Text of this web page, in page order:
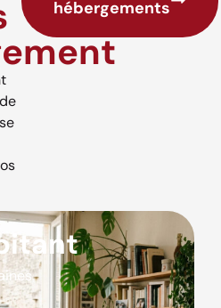
hébergements